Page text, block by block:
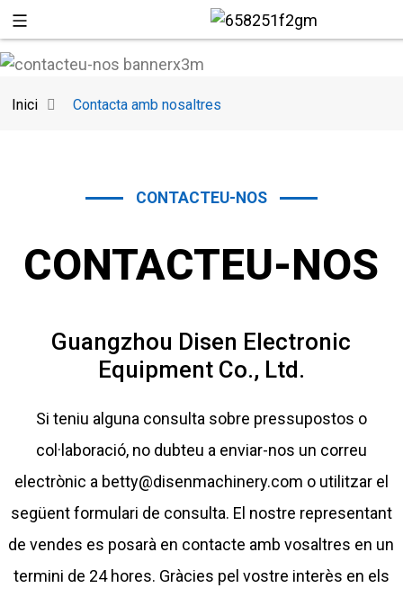
Inici Contacta amb nosaltres
CONTACTEU-NOS
CONTACTEU-NOS
Guangzhou Disen Electronic
Equipment Co., Ltd.
Si teniu alguna consulta sobre pressupostos o
col·laboració, no dubteu a enviar-nos un correu
electrònic a betty@disenmachinery.com o utilitzar el
següent formulari de consulta. El nostre representant
de vendes es posarà en contacte amb vosaltres en un
termini de 24 hores. Gràcies pel vostre interès en els